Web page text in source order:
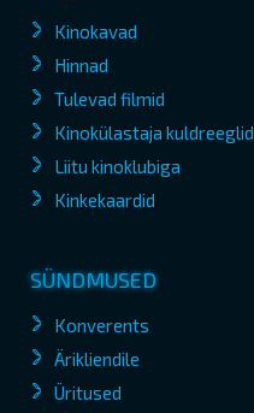
Kinokavad
Hinnad
Tulevad filmid
Kinokülastaja kuldreeglid
Liitu kinoklubiga
Kinkekaardid
SÜNDMUSED
Konverents
Ärikliendile
Üritused